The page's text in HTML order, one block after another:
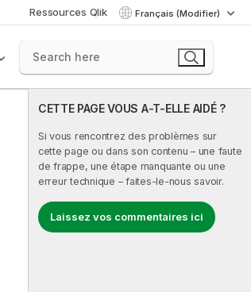
Ressources Qlik Français (Modifier)
CETTE PAGE VOUS A-T-ELLE AIDÉ ?
Si vous rencontrez des problèmes sur
cette page ou dans son contenu – une faute
de frappe, une étape manquante ou une
erreur technique – faites-le-nous savoir.
Laissez vos commentaires ici